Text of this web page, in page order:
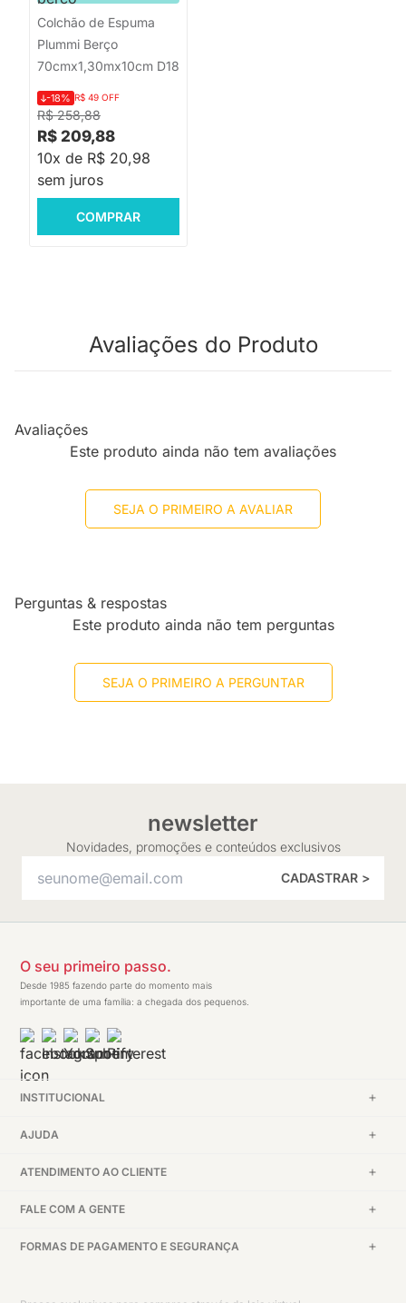
Colchão de Espuma
Plummi Berço
70cmx1,30mx10cm D18
R$ 258,88
-18% R$ 49 OFF
R$ 209,88
10x de R$ 20,98
sem juros
COMPRAR
Avaliações do Produto
Avaliações
Este produto ainda não tem avaliações
SEJA O PRIMEIRO A AVALIAR
Perguntas & respostas
Este produto ainda não tem perguntas
SEJA O PRIMEIRO A PERGUNTAR
newsletter
Novidades, promoções e conteúdos exclusivos
CADASTRAR >
O seu primeiro passo.
Desde 1985 fazendo parte do momento mais
importante de uma família: a chegada dos pequenos.
INSTITUCIONAL
AJUDA
ATENDIMENTO AO CLIENTE
FALE COM A GENTE
FORMAS DE PAGAMENTO E SEGURANÇA